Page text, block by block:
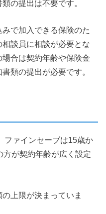
の提出は不要です。
で加入できる保険のた
談員に相談が必要とな
合は契約年齢や保険金
類の提出が必要です。
ファインセーブは15歳か
方が契約年齢が広く設定
上限が決まっていま